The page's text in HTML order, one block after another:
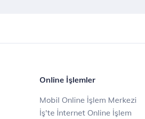
Online İşlemler
Mobil Online İşlem Merkezi
İş'te İnternet Online İşlem